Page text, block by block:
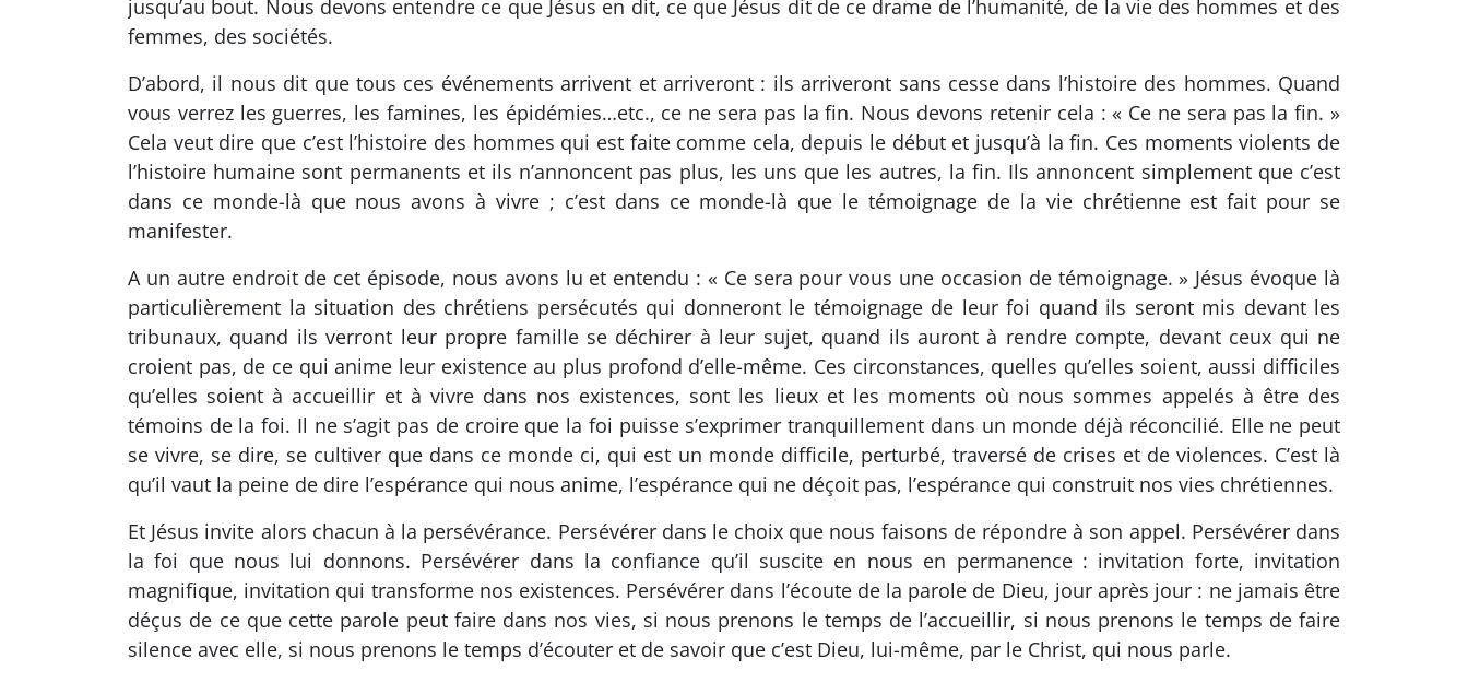
jusqu’au bout. Nous devons entendre ce que Jésus en dit, ce que Jésus dit de ce drame de l’humanité, de la vie des hommes et des
femmes, des sociétés.
D’abord, il nous dit que tous ces événements arrivent et arriveront : ils arriveront sans cesse dans l’histoire des hommes. Quand
vous verrez les guerres, les famines, les épidémies…etc., ce ne sera pas la fin. Nous devons retenir cela : « Ce ne sera pas la fin. »
Cela veut dire que c’est l’histoire des hommes qui est faite comme cela, depuis le début et jusqu’à la fin. Ces moments violents de
l’histoire humaine sont permanents et ils n’annoncent pas plus, les uns que les autres, la fin. Ils annoncent simplement que c’est
dans ce monde-là que nous avons à vivre ; c’est dans ce monde-là que le témoignage de la vie chrétienne est fait pour se
manifester.
A un autre endroit de cet épisode, nous avons lu et entendu : « Ce sera pour vous une occasion de témoignage. » Jésus évoque là
particulièrement la situation des chrétiens persécutés qui donneront le témoignage de leur foi quand ils seront mis devant les
tribunaux, quand ils verront leur propre famille se déchirer à leur sujet, quand ils auront à rendre compte, devant ceux qui ne
croient pas, de ce qui anime leur existence au plus profond d’elle-même. Ces circonstances, quelles qu’elles soient, aussi difficiles
qu’elles soient à accueillir et à vivre dans nos existences, sont les lieux et les moments où nous sommes appelés à être des
témoins de la foi. Il ne s’agit pas de croire que la foi puisse s’exprimer tranquillement dans un monde déjà réconcilié. Elle ne peut
se vivre, se dire, se cultiver que dans ce monde ci, qui est un monde difficile, perturbé, traversé de crises et de violences. C’est là
qu’il vaut la peine de dire l’espérance qui nous anime, l’espérance qui ne déçoit pas, l’espérance qui construit nos vies chrétiennes.
Et Jésus invite alors chacun à la persévérance. Persévérer dans le choix que nous faisons de répondre à son appel. Persévérer dans
la foi que nous lui donnons. Persévérer dans la confiance qu’il suscite en nous en permanence : invitation forte, invitation
magnifique, invitation qui transforme nos existences. Persévérer dans l’écoute de la parole de Dieu, jour après jour : ne jamais être
déçus de ce que cette parole peut faire dans nos vies, si nous prenons le temps de l’accueillir, si nous prenons le temps de faire
silence avec elle, si nous prenons le temps d’écouter et de savoir que c’est Dieu, lui-même, par le Christ, qui nous parle.